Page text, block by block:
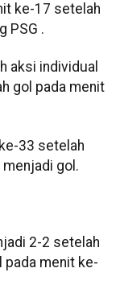
ke-17 setelah
PSG .
aksi individual
gol pada menit
33 setelah
gol.
2-2 setelah
pada menit ke-